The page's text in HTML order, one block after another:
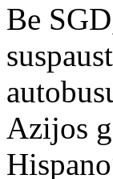
Be
Azijos